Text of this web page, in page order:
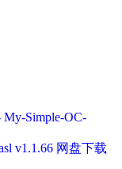
Simple-OC-
v1.1.66 网盘下载